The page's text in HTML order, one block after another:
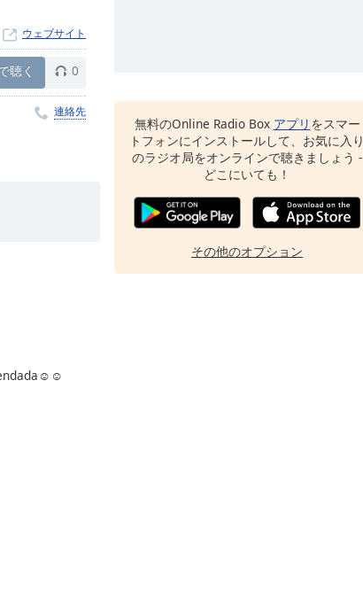
ウェブサイト
聴く 0
連絡先
無料のOnline Radio Box アプリ をスマー
トフォンにインストールして、お気に入り
のラジオ局をオンラインで聴きましょう -
どこにいても！
その他のオプション